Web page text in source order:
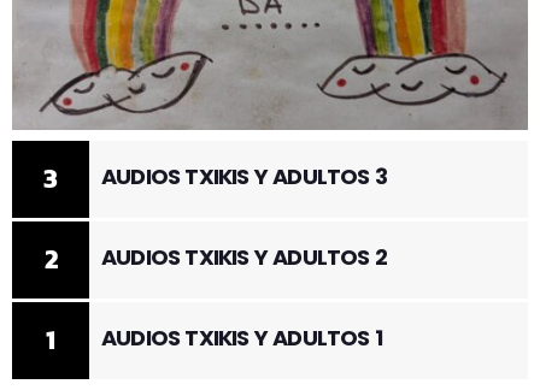
1 AUDIOS TXIKIS Y ADULTOS 1
2 AUDIOS TXIKIS Y ADULTOS 2
3 AUDIOS TXIKIS Y ADULTOS 3